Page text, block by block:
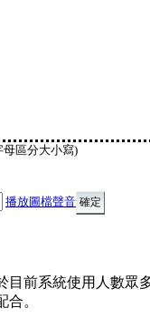
區分大小寫)
播放圖檔聲音
目前系統使用人數眾
。